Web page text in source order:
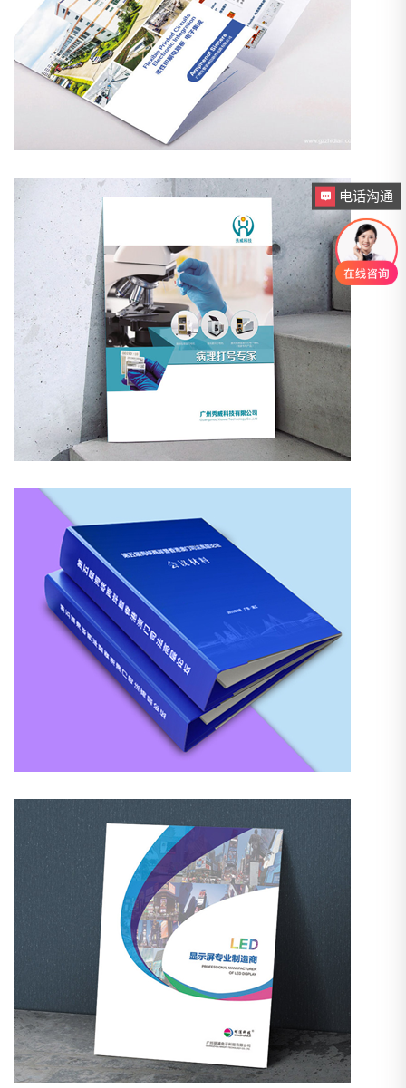
电话沟通
咨询下画册设计